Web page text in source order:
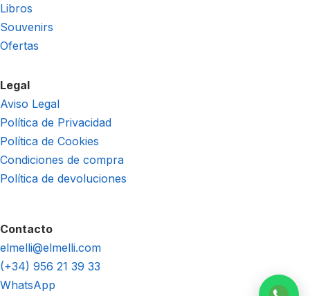
Libros
Souvenirs
Ofertas
Legal
Aviso Legal
Política de Privacidad
Política de Cookies
Condiciones de compra
Política de devoluciones
Contacto
elmelli@elmelli.com
(+34) 956 21 39 33
WhatsApp